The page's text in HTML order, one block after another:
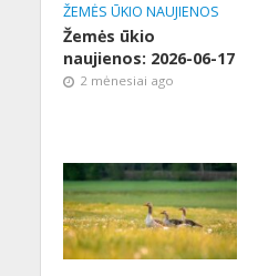
ŽEMĖS ŪKIO NAUJIENOS
Žemės ūkio
naujienos: 2026-06-17
2 mėnesiai ago